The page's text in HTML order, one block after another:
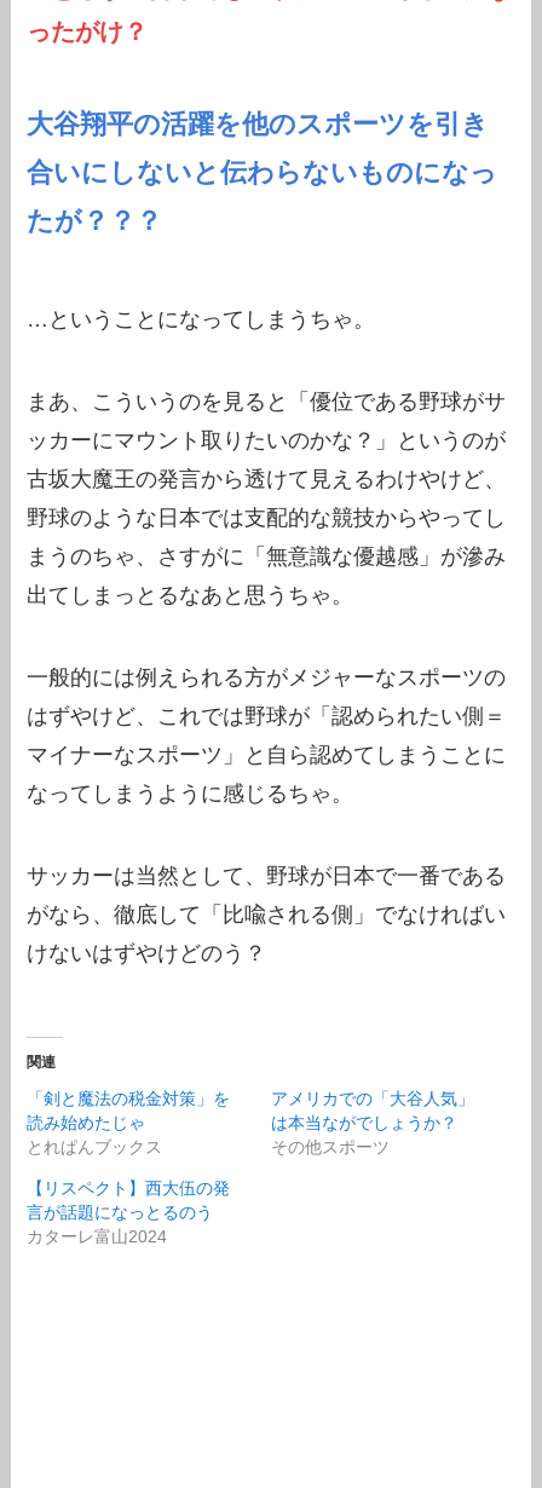
ったがけ？
大谷翔平の活躍を他のスポーツを引き
合いにしないと伝わらないものになっ
たが？？？
…ということになってしまうちゃ。
まあ、こういうのを見ると「優位である野球がサ
ッカーにマウント取りたいのかな？」というのが
古坂大魔王の発言から透けて見えるわけやけど、
野球のような日本では支配的な競技からやってし
まうのちゃ、さすがに「無意識な優越感」が滲み
出てしまっとるなあと思うちゃ。
一般的には例えられる方がメジャーなスポーツの
はずやけど、これでは野球が「認められたい側＝
マイナーなスポーツ」と自ら認めてしまうことに
なってしまうように感じるちゃ。
サッカーは当然として、野球が日本で一番である
がなら、徹底して「比喩される側」でなければい
けないはずやけどのう？
関連
「剣と魔法の税金対策」を
読み始めたじゃ
とれぱんブックス
アメリカでの「大谷人気」
は本当ながでしょうか？
その他スポーツ
【リスペクト】西大伍の発
言が話題になっとるのう
カターレ富山2024